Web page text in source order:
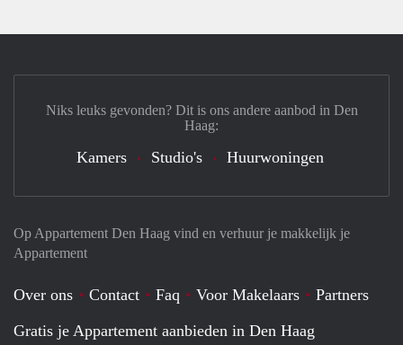
Op Appartement Den Haag vind en verhuur je makkelijk je
Appartement
Over ons Contact Faq Voor Makelaars
Partners
Gratis je Appartement aanbieden in Den Haag
Niks leuks gevonden? Dit is ons andere aanbod in Den
Haag:
Kamers Studio's Huurwoningen